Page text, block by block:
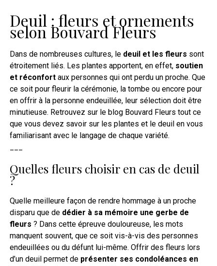
Deuil : fleurs et ornements
selon Bouvard Fleurs
Dans de nombreuses cultures, le deuil et les fleurs sont
étroitement liés. Les plantes apportent, en effet, soutien
et réconfort aux personnes qui ont perdu un proche. Que
ce soit pour fleurir la cérémonie, la tombe ou encore pour
en offrir à la personne endeuillée, leur sélection doit être
minutieuse. Retrouvez sur le blog Bouvard Fleurs tout ce
que vous devez savoir sur les plantes et le deuil en vous
familiarisant avec le langage de chaque variété.
Quelles fleurs choisir en cas de deuil
?
Quelle meilleure façon de rendre hommage à un proche
disparu que de dédier à sa mémoire une gerbe de
fleurs ? Dans cette épreuve douloureuse, les mots
manquent souvent, que ce soit vis-à-vis des personnes
endeuillées ou du défunt lui-même. Offrir des fleurs lors
d’un deuil permet de présenter ses condoléances en